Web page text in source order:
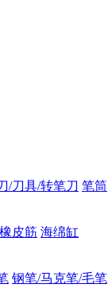
/刀具/转笔刀 笔筒
橡皮筋 海绵缸
钢笔/马克笔/毛笔